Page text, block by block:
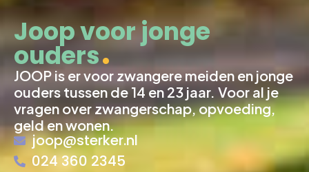
Joop voor jonge
ouders
JOOP is er voor zwangere meiden en jonge
ouders tussen de 14 en 23 jaar. Voor al je
vragen over zwangerschap, opvoeding,
geld en wonen.
joop@sterker.nl
024 360 2345